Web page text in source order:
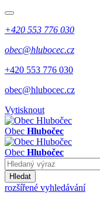
+420 553 776 030
obec@hlubocec.cz
+420 553 776 030
obec@hlubocec.cz
Vytisknout
Obec Hlubočec
Obec Hlubočec
Hledat
rozšířené vyhledávání